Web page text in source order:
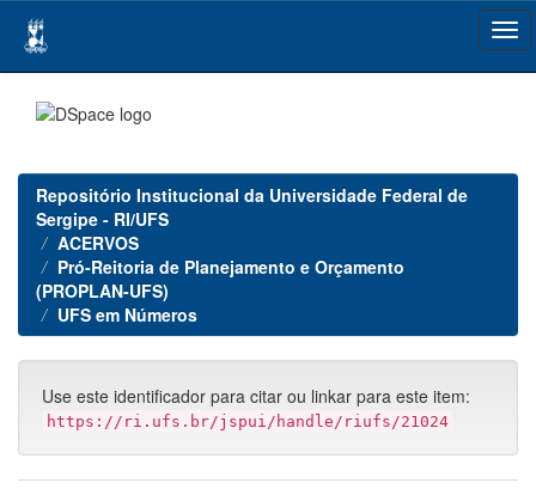
navigation
Repositório Institucional da Universidade Federal de
Sergipe - RI/UFS
ACERVOS
Pró-Reitoria de Planejamento e Orçamento
(PROPLAN-UFS)
UFS em Números
Use este identificador para citar ou linkar para este item:
https://ri.ufs.br/jspui/handle/riufs/21024